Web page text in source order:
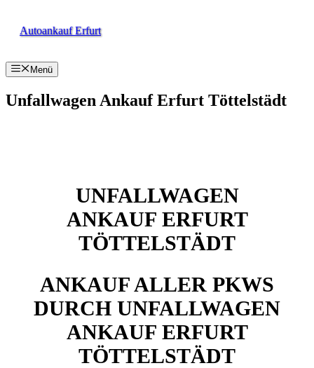
InhaltAutoankauf Erfurt
Menü
Unfallwagen Ankauf Erfurt Töttelstädt
UNFALLWAGEN
ANKAUF ERFURT
TÖTTELSTÄDT
ANKAUF ALLER PKWS
DURCH UNFALLWAGEN
ANKAUF ERFURT
TÖTTELSTÄDT